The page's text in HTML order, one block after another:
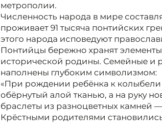
метрополии.
Численность народа в мире
проживает 91 тысяча понтийских
этого народа исповедуют
Понтийцы бережно хранят
исторической родины. Семейные и
наполнены глубоким символизмом:
«При рождении ребёнка к колыбели
обёрнутый алой тканью, а на руку
браслеты из разноцветных камней
Крёстными родителями